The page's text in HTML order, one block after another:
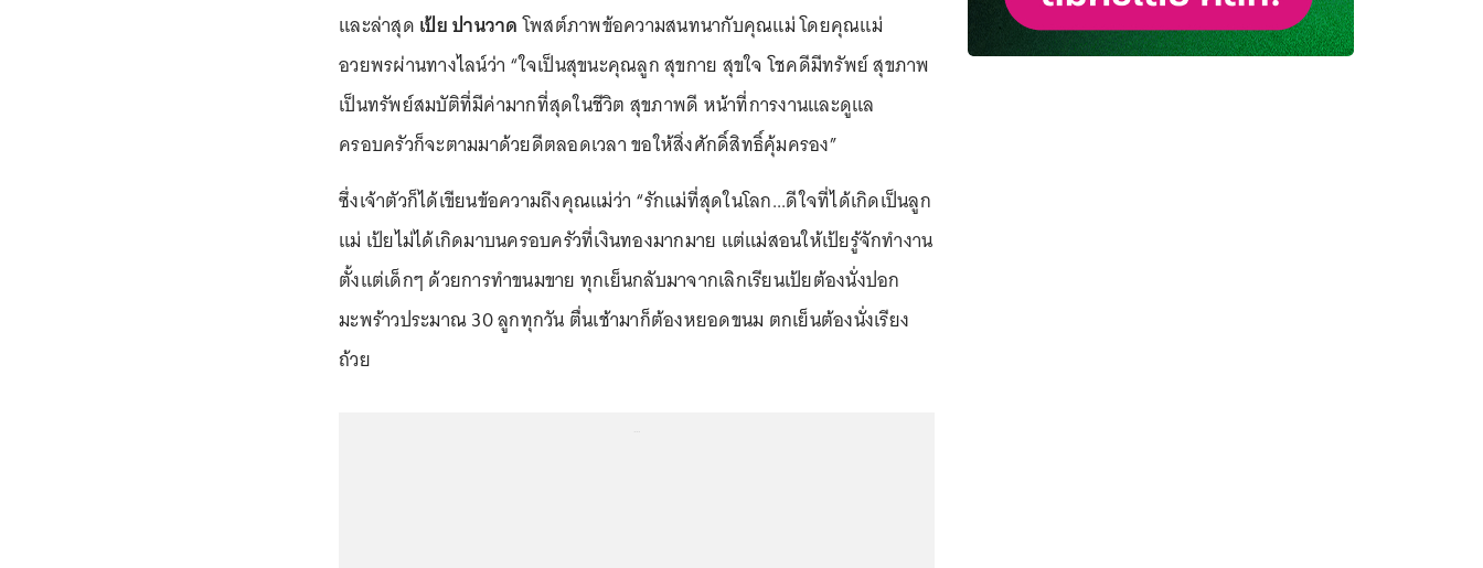
และล่าสุด เป้ย ปานวาดโพสต์ภาพข้อความสนทนากับคุณแม่ โดยคุณแม่
อวยพรผ่านทางไลน์ว่า “ใจเป็นสุขนะคุณลูก สุขกาย สุขใจ โชคดีมีทรัพย์ สุขภาพ
เป็นทรัพย์สมบัติที่มีค่ามากที่สุดในชีวิต สุขภาพดี หน้าที่การงานและดูแล
ครอบครัวก็จะตามมาด้วยดีตลอดเวลา ขอให้สิ่งศักดิ์สิทธิ์คุ้มครอง”
ซึ่งเจ้าตัวก็ได้เขียนข้อความถึงคุณแม่ว่า “รักแม่ที่สุดในโลก...ดีใจที่ได้เกิดเป็นลูก
แม่ เป้ยไม่ได้เกิดมาบนครอบครัวที่เงินทองมากมาย แต่แม่สอนให้เป้ยรู้จักทำงาน
ตั้งแต่เด็กๆ ด้วยการทำขนมขาย ทุกเย็นกลับมาจากเลิกเรียนเป้ยต้องนั่งปอก
มะพร้าวประมาณ 30 ลูกทุกวัน ตื่นเช้ามาก็ต้องหยอดขนม ตกเย็นต้องนั่งเรียง
ถ้วย